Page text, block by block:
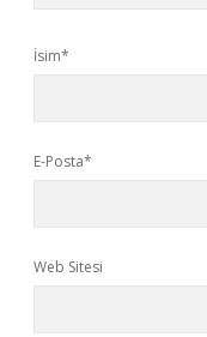
İsim*
E-Posta*
Web Sitesi